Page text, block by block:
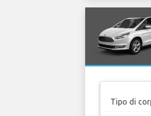
Tipo di